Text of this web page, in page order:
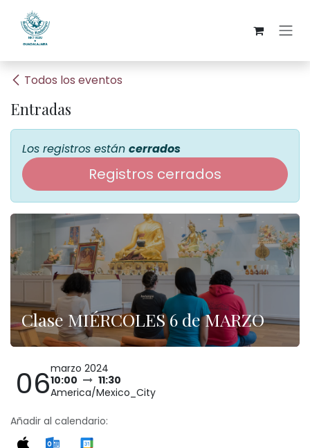
Ir al contenido
Todos los eventos
Entradas
Los registros están cerrados
Registros cerrados
Clase MIÉRCOLES 6 de MARZO
06marzo 2024
10:00
11:30
America/Mexico_City
Añadir al calendario: